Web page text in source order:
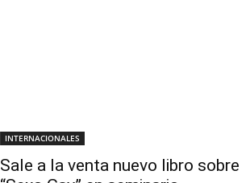
INTERNACIONALES
Sale a la venta nuevo libro sobre